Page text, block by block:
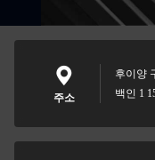
주소
후이양
백인 1